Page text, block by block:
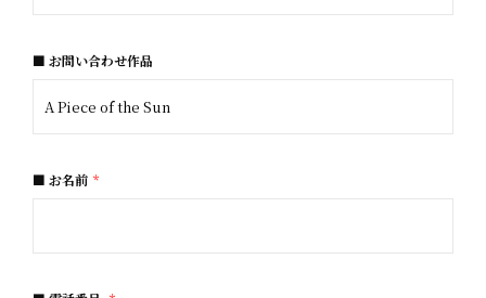
お問い合わせ作品
お名前 *